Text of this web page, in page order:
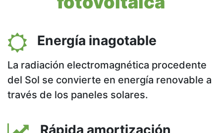
Energía inagotable
La radiación electromagnética procedente
del Sol se convierte en energía renovable a
través de los paneles solares.
Rápida amortización